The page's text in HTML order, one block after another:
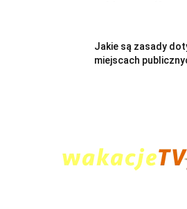
Jakie są zasady
miejscach